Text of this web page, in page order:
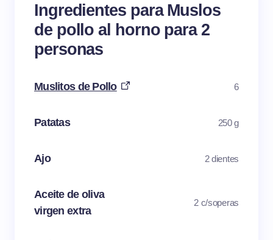
Ingredientes para Muslos
de pollo al horno para 2
personas
Muslitos de Pollo 6
Patatas 250 g
Ajo 2 dientes
Aceite de oliva
virgen extra
2 c/soperas